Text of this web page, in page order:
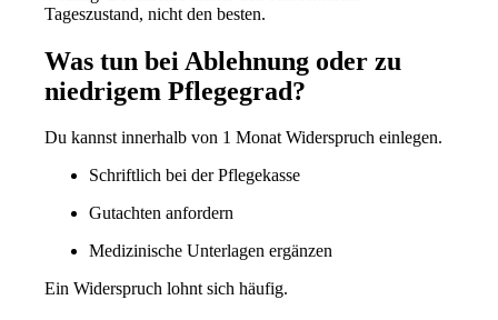
Tageszustand, nicht den besten.
Was tun bei Ablehnung oder zu
niedrigem Pflegegrad?
Du kannst innerhalb von 1 Monat Widerspruch einlegen.
Schriftlich bei der Pflegekasse
Gutachten anfordern
Medizinische Unterlagen ergänzen
Ein Widerspruch lohnt sich häufig.